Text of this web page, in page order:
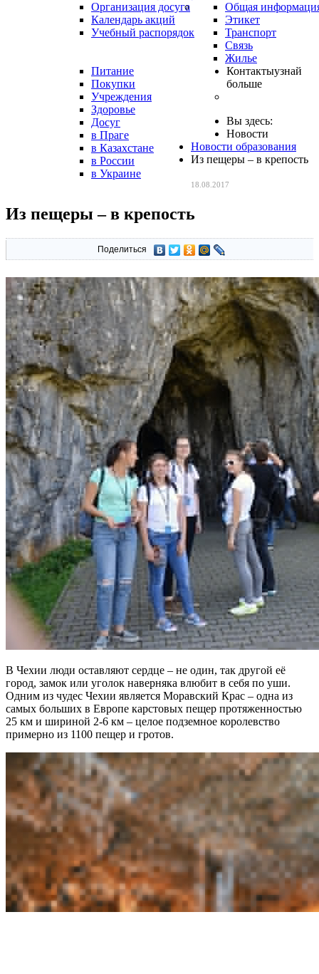
Организация досуга
Календарь акций
Учебный распорядок
Общая
Этикет
Транспорт
Связь
Жилье
Питание
Покупки
Учреждения
Здоровье
Досуг
Контактыузнай
больше
в Праге
в Казахстане
в России
в Украине
Вы здесь:
Новости
Новости образования
Из пещеры – в крепость
18.08.2017
Из пещеры – в крепость
Поделиться
В Чехии люди оставляют сердце – не один, так другой её
город, замок или уголок наверняка влюбит в себя по уши.
Одним из чудес Чехии является Моравский Крас – одна из
самых больших в Европе карстовых пещер протяженностью
25 км и шириной 2-6 км – целое подземное королевство
примерно из 1100 пещер и гротов.